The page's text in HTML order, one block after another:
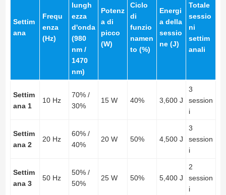
Settim
ana
Frequ
enza
(Hz)
lungh
ezza
d'onda
(980
nm /
1470
nm)
Potenz
a di
picco
(W)
Ciclo
di
funzio
namen
to (%)
Energi
a della
sessio
ne (J)
Totale
sessio
ni
settim
anali
Settim
ana 1
10 Hz
70% /
30%
15 W 40% 3,600 J
3
session
i
Settim
ana 2
20 Hz
60% /
40%
20 W 50% 4,500 J
3
session
i
Settim
ana 3
50 Hz
50% /
50%
25 W 50% 5,400 J
2
session
i